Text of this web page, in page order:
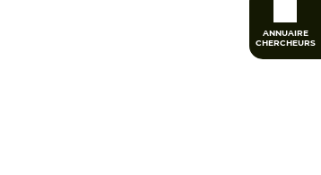
ANNUAIRE
CHERCHEURS